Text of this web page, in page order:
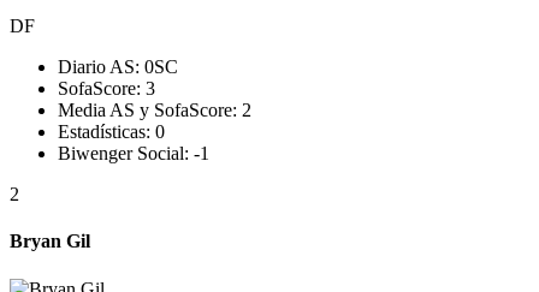
DF
Diario AS: 0SC
SofaScore: 3
Media AS y SofaScore: 2
Estadísticas: 0
Biwenger Social: -1
2
Bryan Gil